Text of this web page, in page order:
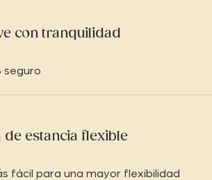
con tranquilidad
seguro
de estancia flexible
fácil para una mayor flexibilidad